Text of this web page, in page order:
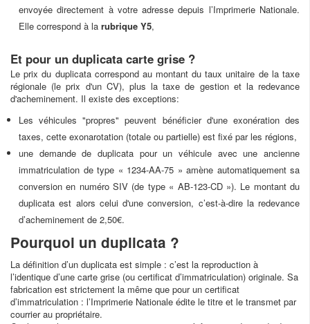
envoyée directement à votre adresse depuis l’Imprimerie Nationale.
Elle correspond à la rubrique Y5,
Et pour un duplicata carte grise ?
Le prix du duplicata correspond au montant du taux unitaire de la taxe
régionale (le prix d'un CV), plus la taxe de gestion et la redevance
d'acheminement. Il existe des exceptions:
Les véhicules "propres" peuvent bénéficier d'une exonération des
taxes, cette exonarotation (totale ou partielle) est fixé par les régions,
une demande de duplicata pour un véhicule avec une ancienne
immatriculation de type « 1234-AA-75 » amène automatiquement sa
conversion en numéro SIV (de type « AB-123-CD »). Le montant du
duplicata est alors celui d'une conversion, c’est-à-dire la redevance
d’acheminement de 2,50€.
Pourquoi un duplicata ?
La définition d’un duplicata est simple : c’est la reproduction à
l’identique d’une carte grise (ou certificat d’immatriculation) originale. Sa
fabrication est strictement la même que pour un certificat
d’immatriculation : l’Imprimerie Nationale édite le titre et le transmet par
courrier au propriétaire.